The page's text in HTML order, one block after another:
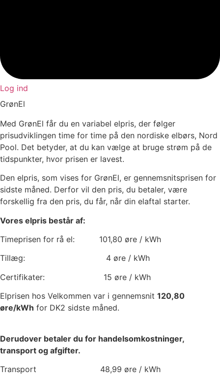
Log ind
GrønEl
Med GrønEl får du en variabel elpris, der følger
prisudviklingen time for time på den nordiske elbørs, Nord
Pool. Det betyder, at du kan vælge at bruge strøm på de
tidspunkter, hvor prisen er lavest.
Den elpris, som vises for GrønEl, er gennemsnitsprisen for
sidste måned. Derfor vil den pris, du betaler, være
forskellig fra den pris, du får, når din elaftal starter.
Vores elpris består af:
Timeprisen for rå el: 101,80 øre / kWh
Tillæg: 4 øre / kWh
Certifikater: 15 øre / kWh
Elprisen hos Velkommen var i gennemsnit 120,80
øre/kWh for DK2 sidste måned.
Derudover betaler du for handelsomkostninger,
transport og afgifter.
Transport 48,99 øre / kWh